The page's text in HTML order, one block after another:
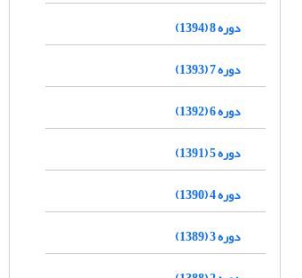
دوره 8 (1394)
دوره 7 (1393)
دوره 6 (1392)
دوره 5 (1391)
دوره 4 (1390)
دوره 3 (1389)